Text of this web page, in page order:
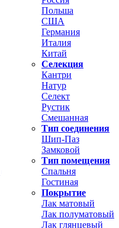
Польша
США
Германия
Италия
Китай
Селекция
Кантри
Натур
Селект
Рустик
Смешанная
Тип соединения
Шип-Паз
Замковой
Тип помещения
Спальня
Гостиная
Покрытие
Лак матовый
Лак полуматовый
Лак глянцевый